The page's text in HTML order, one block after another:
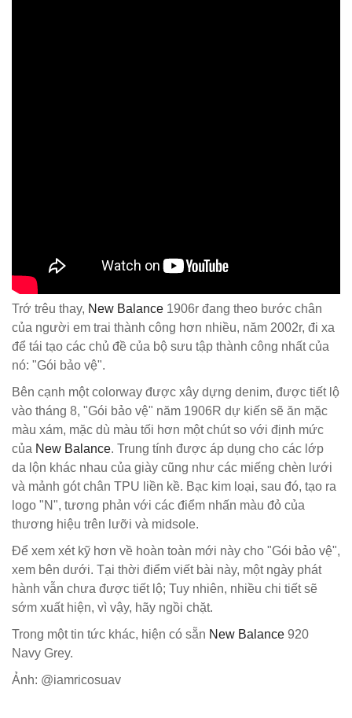
Trớ trêu thay, New Balance 1906r đang theo bước chân
của người em trai thành công hơn nhiều, năm 2002r, đi xa
để tái tạo các chủ đề của bộ sưu tập thành công nhất của
nó: "Gói bảo vệ".
Bên cạnh một colorway được xây dựng denim, được tiết lộ
vào tháng 8, "Gói bảo vệ" năm 1906R dự kiến sẽ ăn mặc
màu xám, mặc dù màu tối hơn một chút so với định mức
của New Balance. Trung tính được áp dụng cho các lớp
da lộn khác nhau của giày cũng như các miếng chèn lưới
và mảnh gót chân TPU liền kề. Bạc kim loại, sau đó, tạo ra
logo "N", tương phản với các điểm nhấn màu đỏ của
thương hiệu trên lưỡi và midsole.
Để xem xét kỹ hơn về hoàn toàn mới này cho "Gói bảo vệ",
xem bên dưới. Tại thời điểm viết bài này, một ngày phát
hành vẫn chưa được tiết lộ; Tuy nhiên, nhiều chi tiết sẽ
sớm xuất hiện, vì vậy, hãy ngồi chặt.
Trong một tin tức khác, hiện có sẵn New Balance 920
Navy Grey.
Ảnh: @iamricosuav